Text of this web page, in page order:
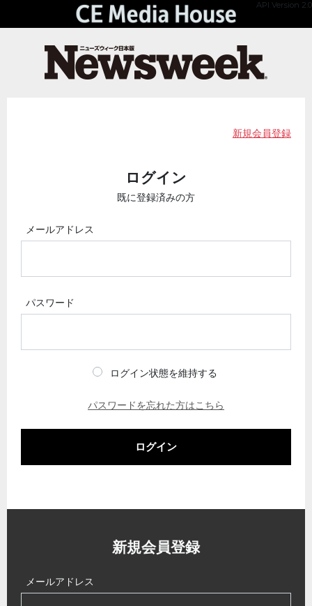
API Version 2.0
新規会員登録
ログイン
既に登録済みの方
メールアドレス
パスワード
ログイン状態を維持する
パスワードを忘れた方はこちら
ログイン
新規会員登録
メールアドレス